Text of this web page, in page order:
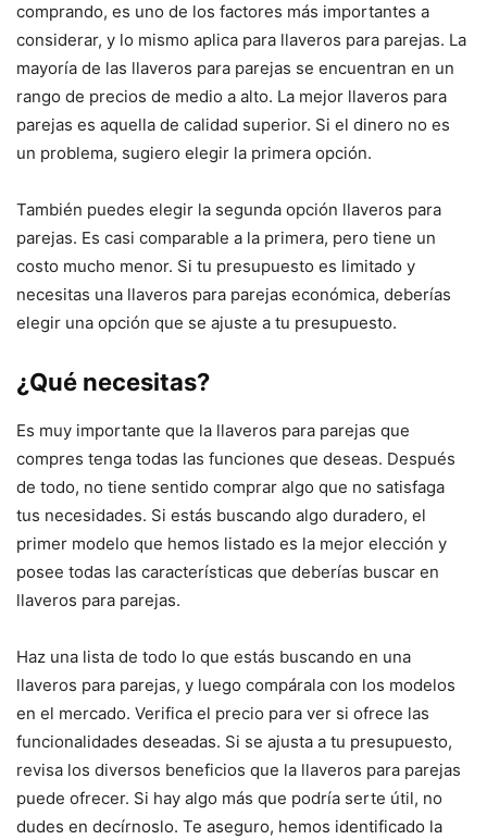
comprando, es uno de los factores más importantes a
considerar, y lo mismo aplica para llaveros para parejas. La
mayoría de las llaveros para parejas se encuentran en un
rango de precios de medio a alto. La mejor llaveros para
parejas es aquella de calidad superior. Si el dinero no es
un problema, sugiero elegir la primera opción.
También puedes elegir la segunda opción llaveros para
parejas. Es casi comparable a la primera, pero tiene un
costo mucho menor. Si tu presupuesto es limitado y
necesitas una llaveros para parejas económica, deberías
elegir una opción que se ajuste a tu presupuesto.
¿Qué necesitas?
Es muy importante que la llaveros para parejas que
compres tenga todas las funciones que deseas. Después
de todo, no tiene sentido comprar algo que no satisfaga
tus necesidades. Si estás buscando algo duradero, el
primer modelo que hemos listado es la mejor elección y
posee todas las características que deberías buscar en
llaveros para parejas.
Haz una lista de todo lo que estás buscando en una
llaveros para parejas, y luego compárala con los modelos
en el mercado. Verifica el precio para ver si ofrece las
funcionalidades deseadas. Si se ajusta a tu presupuesto,
revisa los diversos beneficios que la llaveros para parejas
puede ofrecer. Si hay algo más que podría serte útil, no
dudes en decírnoslo. Te aseguro, hemos identificado la